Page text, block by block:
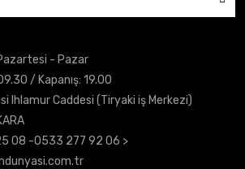
- Pazar
/ Kapanış: 19.00
Ihlamur Caddesi (Tiryaki iş Merkezi)
08 -0533 277 92 06 >